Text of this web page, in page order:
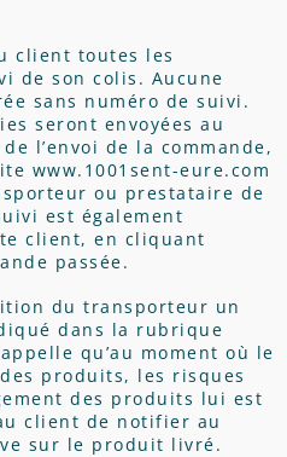
client toutes les
de son colis. Aucune
sans numéro de suivi.
seront envoyées au
l’envoi de la commande,
www.1001sent-eure.com
ou prestataire de
est également
client, en cliquant
passée.
du transporteur un
dans la rubrique
qu’au moment où le
produits, les risques
des produits lui est
client de notifier au
sur le produit livré.